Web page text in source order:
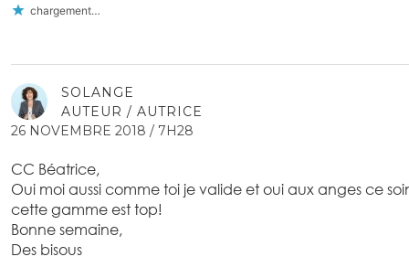
chargement…
SOLANGE
AUTEUR / AUTRICE
26 NOVEMBRE 2018 / 7H28
CC Béatrice,
Oui moi aussi comme toi je valide et oui aux anges ce
cette gamme est top!
Bonne semaine,
Des bisous